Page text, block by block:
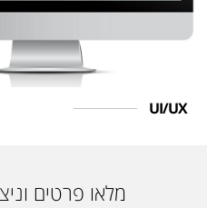
UI/UX
מלאו פרטים